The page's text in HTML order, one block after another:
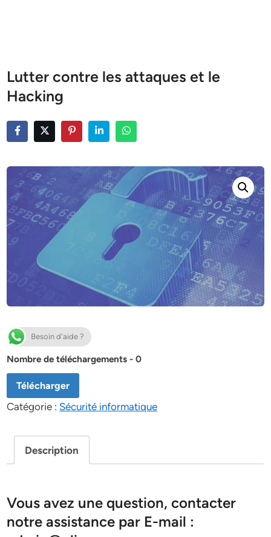
Lutter contre les attaques et le
Hacking
Besoin d'aide ?
Nombre de téléchargements - 0
Télécharger
Catégorie : Sécurité informatique
Description
Vous avez une question, contacter
notre assistance par E-mail :